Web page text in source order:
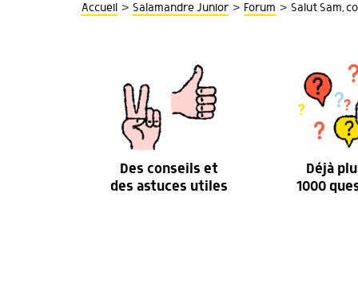
Accueil > Salamandre Junior > Forum > Salut Sam,
Des conseils et
des astuces utiles
Déjà
1000